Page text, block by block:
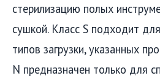
стерилизацию полых
сушкой. Класс S подходит
типов загрузки, указанных
N предназначен только для